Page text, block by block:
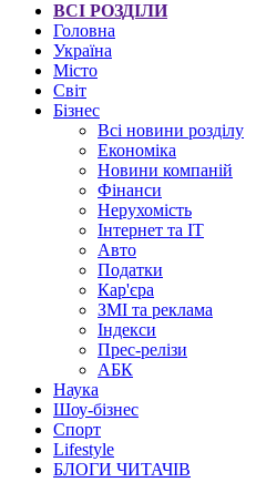
ВСІ РОЗДІЛИ
Головна
Україна
Місто
Світ
Бізнес
Всі новини розділу
Економіка
Новини компаній
Фінанси
Нерухомість
Інтернет та IT
Авто
Податки
Кар'єра
ЗМІ та реклама
Індекси
Прес-релізи
АБК
Наука
Шоу-бізнес
Спорт
Lifestyle
БЛОГИ ЧИТАЧІВ